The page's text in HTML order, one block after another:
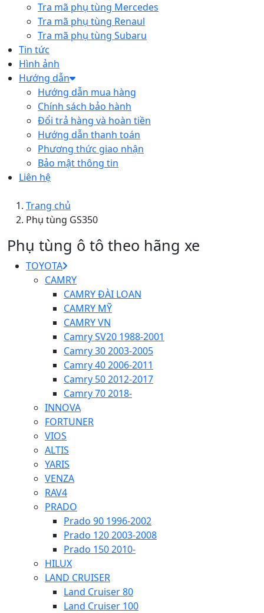
Tra mã phụ tùng Mercedes
Tra mã phụ tùng Renaul
Tra mã phụ tùng Subaru
Tin tức
Hình ảnh
Hướng dẫn
Hướng dẫn mua hàng
Chính sách bảo hành
Đổi trả hàng và hoàn tiền
Hướng dẫn thanh toán
Phương thức giao nhận
Bảo mật thông tin
Liên hệ
Trang chủ
Phụ tùng GS350
Phụ tùng ô tô theo hãng xe
TOYOTA
CAMRY
CAMRY ĐÀI LOAN
CAMRY MỸ
CAMRY VN
Camry SV20 1988-2001
Camry 30 2003-2005
Camry 40 2006-2011
Camry 50 2012-2017
Camry 70 2018-
INNOVA
FORTUNER
VIOS
ALTIS
YARIS
VENZA
RAV4
PRADO
Prado 90 1996-2002
Prado 120 2003-2008
Prado 150 2010-
HILUX
LAND CRUISER
Land Cruiser 80
Land Cruiser 100